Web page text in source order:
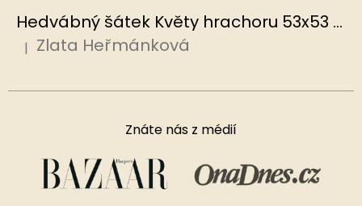
Hedvábný šátek Květy hrachoru 53x53 cm v dárkovém balení, HEDVÁBNÝ SVĚT
Hodnocení produktu je 5 z 5 hvězdiček.
| Zlata Heřmánková
Znáte nás z médií